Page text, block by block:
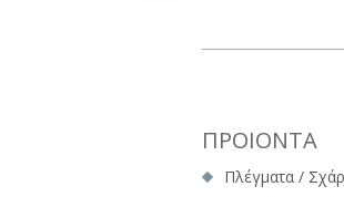
ΠΡΟΙΟΝΤΑ
Πλέγματα /